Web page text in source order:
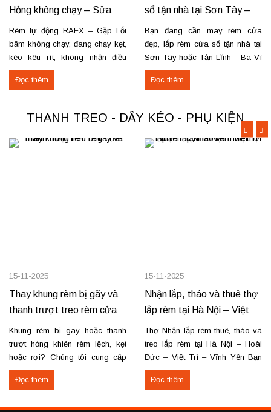
Hỏng không chạy – Sửa
tận nơi
Rèm tự động RAEX – Gặp Lỗi
bấm không chạy, đang chạy kẹt,
kéo kêu rít, không nhận điều
khiển… Nhận thay mới động cơ,
sửa chữa rèm tự động raex và
Đọc thêm
sổ tận nhà tại Sơn Tây –
Tản Lĩnh Ba Vì
Bạn đang cần may rèm cửa
đẹp, lắp rèm cửa sổ tận nhà tại
Sơn Tây hoặc Tản Lĩnh – Ba Vì
với giá hợp lý? Chúng tôi
chuyên may rèm theo yêu cầu,
tiến độ. Thực tế, chúng tôi vừa
hoàn thiện thi công rèm...
Đọc thêm
THANH TREO - DÂY KÉO - PHỤ KIỆN
15-11-2025
Thay khung rèm bị gãy và
thanh trượt treo rèm cửa
Khung rèm bị gãy hoặc thanh
trượt hỏng khiến rèm lệch, kẹt
hoặc rơi? Chúng tôi cung cấp
dịch vụ thay khung và thanh
trượt rèm tận nơi, đảm bảo rèm
Đọc thêm
15-11-2025
Nhận lắp, tháo và thuê thợ
lắp rèm tại Hà Nội – Việt
Trì – Vĩnh Yên
Thợ Nhận lắp rèm thuê, tháo và
treo lắp rèm tại Hà Nội – Hoài
Đức – Việt Trì – Vĩnh Yên Bạn
cần lắp rèm bị rơi, tháo rèm cũ
hoặc thuê thợ lắp rèm tại Hoài
Đọc thêm